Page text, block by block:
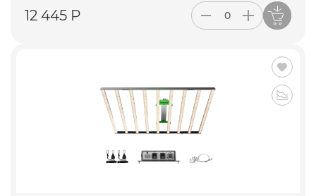
12 445 Р